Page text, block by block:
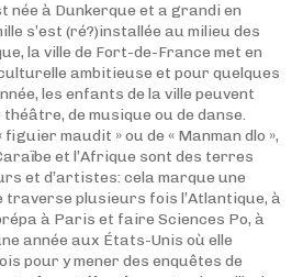
née à Dunkerque et a grandi en
s’est (ré?)installée au milieu des
la ville de Fort-de-France met en
ambitieuse et pour quelques
les enfants de la ville peuvent
de musique ou de danse.
figuier maudit » ou de « Manman dlo »,
et l’Afrique sont des terres
et d’artistes: cela marque une
traverse plusieurs fois l’Atlantique, à
à Paris et faire Sciences Po, à
année aux États-Unis où elle
pour y mener des enquêtes de